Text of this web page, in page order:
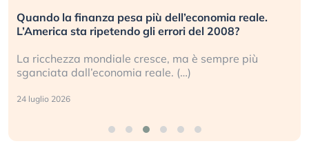
Quando la finanza pesa più dell’economia reale.
L’America sta ripetendo gli errori del 2008?
La ricchezza mondiale cresce, ma è sempre più
sganciata dall’economia reale. (…)
24 luglio 2026